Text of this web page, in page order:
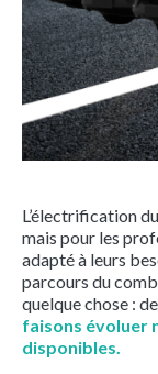
L’électrification
mais pour les
adapté à leurs
parcours du
quelque chose :
faisons évoluer
disponibles.